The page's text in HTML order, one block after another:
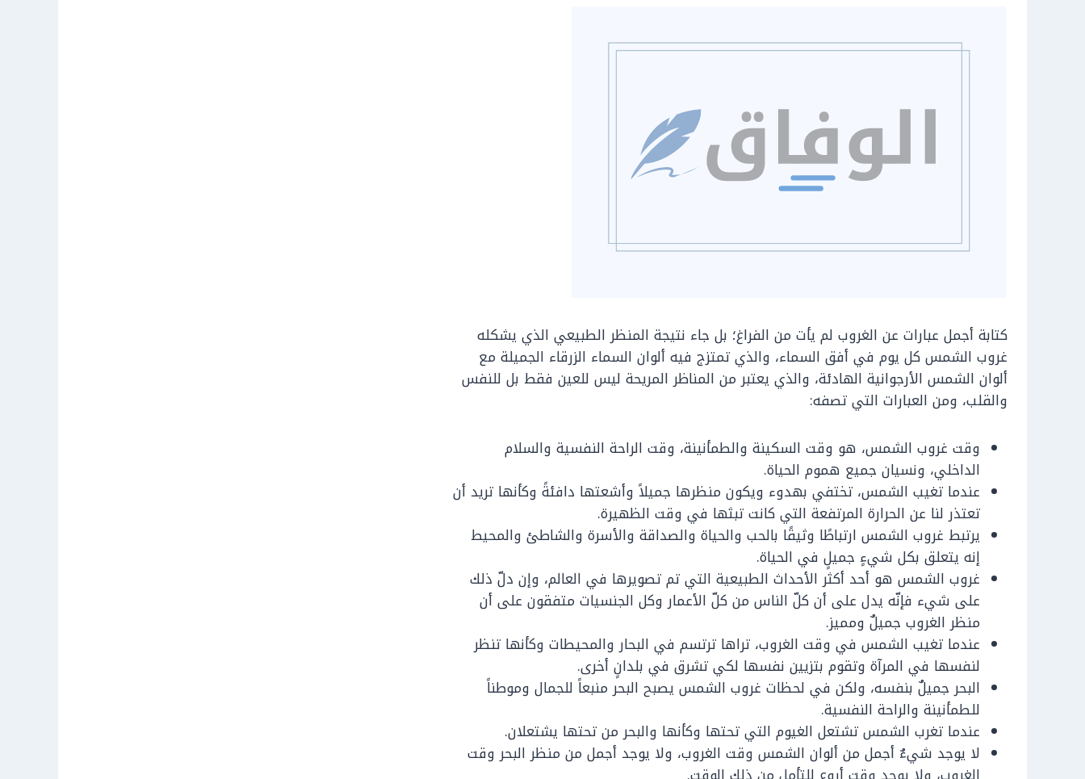
كتابة أجمل عبارات عن الغروب لم يأت من الفراغ؛ بل جاء نتيجة المنظر الطبيعي الذي يشكله
غروب الشمس كل يوم في أفق السماء، والذي تمتزج فيه ألوان السماء الزرقاء الجميلة مع
ألوان الشمس الأرجوانية الهادئة، والذي يعتبر من المناظر المريحة ليس للعين فقط بل للنفس
والقلب، ومن العبارات التي تصفه:
وقت غروب الشمس، هو وقت السكينة والطمأنينة، وقت الراحة النفسية والسلام
الداخلي، ونسيان جميع هموم الحياة.
عندما تغيب الشمس، تختفي بهدوء ويكون منظرها جميلاً وأشعتها دافئةً وكأنها تريد أن
تعتذر لنا عن الحرارة المرتفعة التي كانت تبثها في وقت الظهيرة.
يرتبط غروب الشمس ارتباطًا وثيقًا بالحب والحياة والصداقة والأسرة والشاطئ والمحيط
إنه يتعلق بكل شيءٍ جميلٍ في الحياة.
غروب الشمس هو أحد أكثر الأحداث الطبيعية التي تم تصويرها في العالم، وإن دلّ ذلك
على شيء فإنّه يدل على أن كلّ الناس من كلّ الأعمار وكل الجنسيات متفقون على أن
منظر الغروب جميلٌ ومميز.
عندما تغيب الشمس في وقت الغروب، تراها ترتسم في البحار والمحيطات وكأنها تنظر
لنفسها في المرآة وتقوم بتزيين نفسها لكي تشرق في بلدانٍ أخرى.
البحر جميلٌ بنفسه، ولكن في لحظات غروب الشمس يصبح البحر منبعاً للجمال وموطناً
للطمأنينة والراحة النفسية.
عندما تغرب الشمس تشتعل الغيوم التي تحتها وكأنها والبحر من تحتها يشتعلان.
لا يوجد شيءٌ أجمل من ألوان الشمس وقت الغروب، ولا يوجد أجمل من منظر البحر وقت